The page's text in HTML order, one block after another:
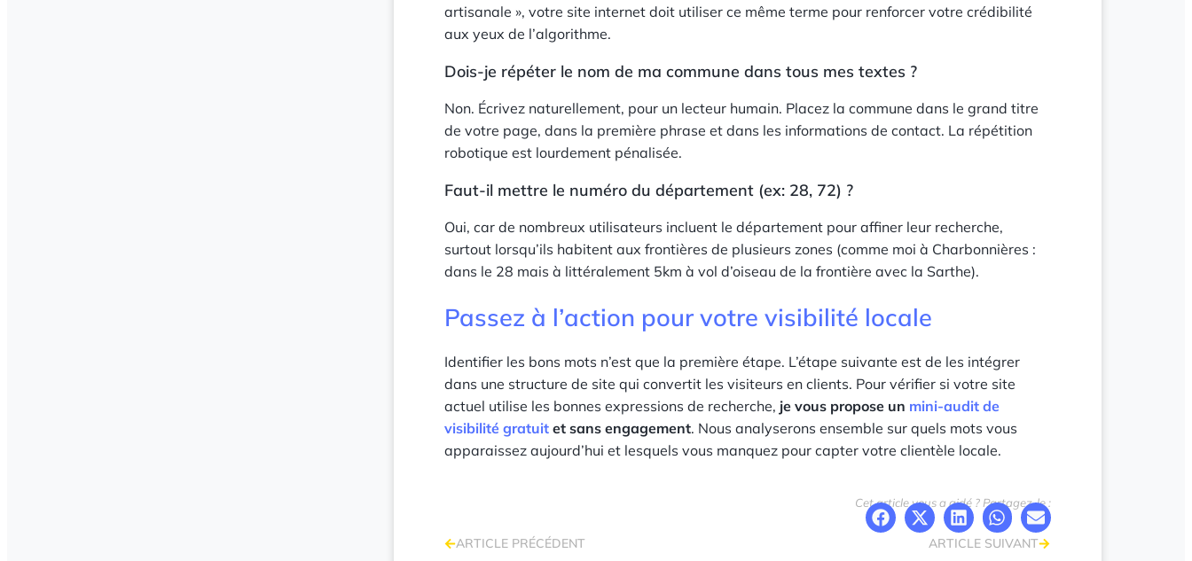
artisanale », votre site internet doit utiliser ce même terme pour renforcer votre crédibilité
aux yeux de l’algorithme.
Dois-je répéter le nom de ma commune dans tous mes textes ?
Non. Écrivez naturellement, pour un lecteur humain. Placez la commune dans le grand titre
de votre page, dans la première phrase et dans les informations de contact. La répétition
robotique est lourdement pénalisée.
Faut-il mettre le numéro du département (ex: 28, 72) ?
Oui, car de nombreux utilisateurs incluent le département pour affiner leur recherche,
surtout lorsqu’ils habitent aux frontières de plusieurs zones (comme moi à Charbonnières :
dans le 28 mais à littéralement 5km à vol d’oiseau de la frontière avec la Sarthe).
Passez à l’action pour votre visibilité locale
Identifier les bons mots n’est que la première étape. L’étape suivante est de les intégrer
dans une structure de site qui convertit les visiteurs en clients. Pour vérifier si votre site
actuel utilise les bonnes expressions de recherche, je vous propose un mini-audit de
visibilité gratuit et sans engagement. Nous analyserons ensemble sur quels mots vous
apparaissez aujourd’hui et lesquels vous manquez pour capter votre clientèle locale.
Cet article vous a aidé ? Partagez-le :
ARTICLE PRÉCÉDENT ARTICLE SUIVANT